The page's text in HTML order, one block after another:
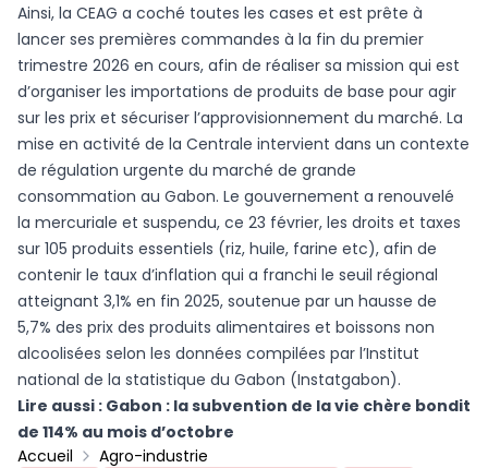
Ainsi, la CEAG a coché toutes les cases et est prête à
lancer ses premières commandes à la fin du premier
trimestre 2026 en cours, afin de réaliser sa mission qui est
d’organiser les importations de produits de base pour agir
sur les prix et sécuriser l’approvisionnement du marché. La
mise en activité de la Centrale intervient dans un contexte
de régulation urgente du marché de grande
consommation au Gabon. Le gouvernement a renouvelé
la mercuriale et suspendu, ce 23 février, les droits et taxes
sur 105 produits essentiels (riz, huile, farine etc), afin de
contenir le taux d’inflation qui a franchi le seuil régional
atteignant 3,1% en fin 2025, soutenue par un hausse de
5,7% des prix des produits alimentaires et boissons non
alcoolisées selon les données compilées par l’Institut
national de la statistique du Gabon (Instatgabon).
Lire aussi : Gabon : la subvention de la vie chère bondit
de 114% au mois d’octobre
Accueil
Agro-industrie